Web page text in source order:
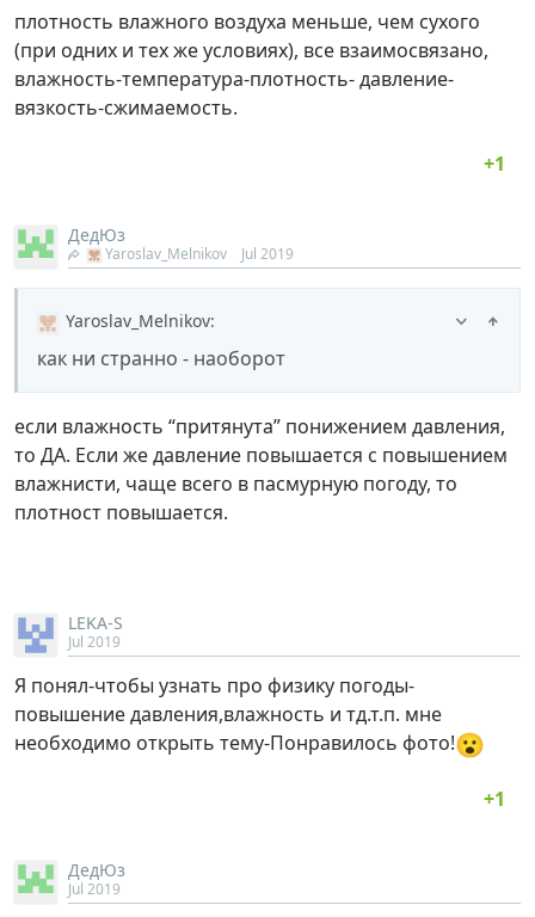
плотность влажного воздуха меньше, чем сухого
(при одних и тех же условиях), все взаимосвязано,
влажность-температура-плотность- давление-
вязкость-сжимаемость.
ДедЮз
Yaroslav_Melnikov Jul 2019
Yaroslav_Melnikov:
как ни странно - наоборот
если влажность “притянута” понижением давления,
то ДА. Если же давление повышается с повышением
влажнисти, чаще всего в пасмурную погоду, то
плотност повышается.
LEKA-S
Jul 2019
Я понял-чтобы узнать про физику погоды-
повышение давления,влажность и тд.т.п. мне
необходимо открыть тему-Понравилось фото!😮
ДедЮз
Jul 2019